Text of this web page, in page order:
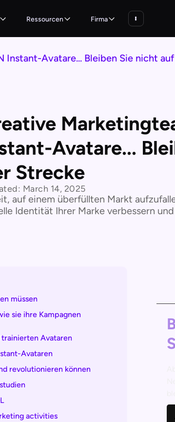
Ressourcen Firma
Instant-Avatare... Bleiben Sie nicht
Avatare...
Strecke
March 14, 2025
auf einem überfüllten Markt
Identität Ihrer Marke verbessern
müssen
sie ihre Kampagnen
Avataren
Avataren
revolutionieren können
activities